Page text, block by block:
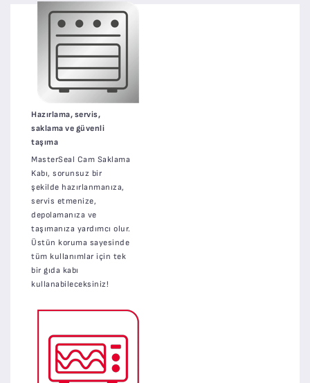
Hazırlama, servis,
saklama ve güvenli
taşıma
MasterSeal Cam Saklama
Kabı, sorunsuz bir
şekilde hazırlanmanıza,
servis etmenize,
depolamanıza ve
taşımanıza yardımcı olur.
Üstün koruma sayesinde
tüm kullanımlar için tek
bir gıda kabı
kullanabileceksiniz!